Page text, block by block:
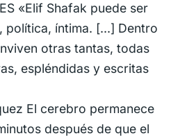
«Elif Shafak puede ser
política, íntima. [...] Dentro
otras tantas, todas
espléndidas y escritas
El cerebro permanece
después de que el